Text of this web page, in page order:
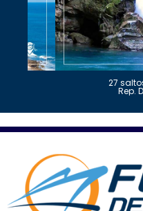
27
Rep.